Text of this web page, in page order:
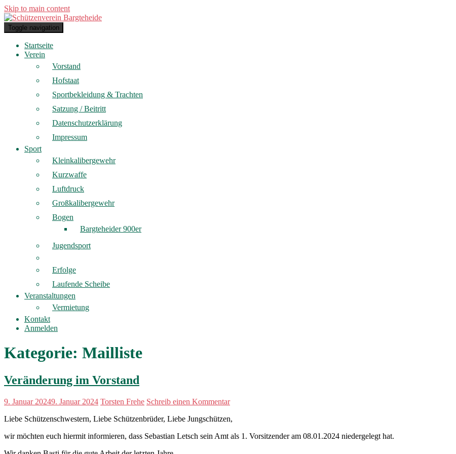
Skip to main content
Toggle navigation
Startseite
Verein
Vorstand
Hofstaat
Sportbekleidung & Trachten
Satzung / Beitritt
Datenschutzerklärung
Impressum
Sport
Kleinkalibergewehr
Kurzwaffe
Luftdruck
Großkalibergewehr
Bogen
Bargteheider 900er
Jugendsport
Erfolge
Laufende Scheibe
Veranstaltungen
Vermietung
Kontakt
Anmelden
Kategorie: Mailliste
Veränderung im Vorstand
9. Januar 20249. Januar 2024 Torsten Frehe Schreib einen Kommentar
Liebe Schützenschwestern, Liebe Schützenbrüder, Liebe Jungschützen,
wir möchten euch hiermit informieren, dass Sebastian Letsch sein Amt als 1. Vorsitzender am 08.01.2024 niedergelegt hat.